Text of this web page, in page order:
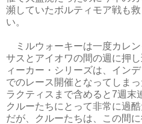
瀕していたボルティモア戦も
い。
ミルウォーキーは一度カレ
サスとアイオワの間の週に押
ィーカー・シリーズは、イン
でのレース開催となってしま
ラクティスまで含めると7週
クルーたちにとって非常に過
だが、クルーたちは、この間